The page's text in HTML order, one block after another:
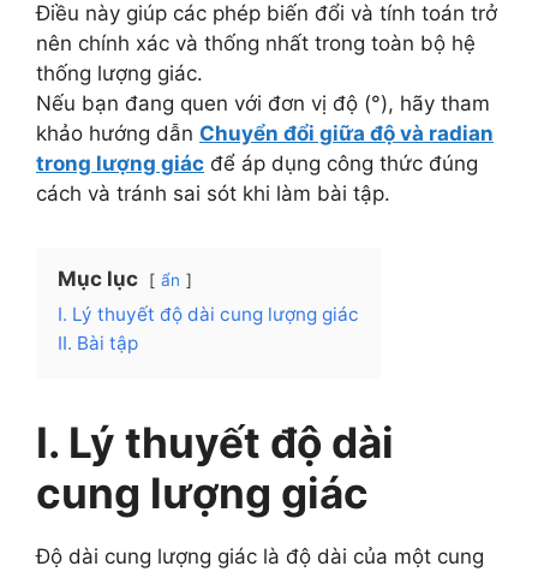
Điều này giúp các phép biến đổi và tính toán trở
nên chính xác và thống nhất trong toàn bộ hệ
thống lượng giác.
Nếu bạn đang quen với đơn vị độ (°), hãy tham
khảo hướng dẫn Chuyển đổi giữa độ và radian
trong lượng giác để áp dụng công thức đúng
cách và tránh sai sót khi làm bài tập.
Mục lục ẩn
I. Lý thuyết độ dài cung lượng giác
II. Bài tập
I. Lý thuyết độ dài
cung lượng giác
Độ dài cung lượng giác là độ dài của một cung